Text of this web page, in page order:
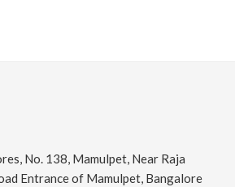
No. 138, Mamulpet, Near Raja
Entrance of Mamulpet, Bangalore